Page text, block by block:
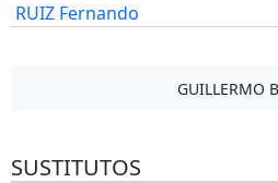
RUIZ Fernando
GUILLERMO
SUSTITUTOS